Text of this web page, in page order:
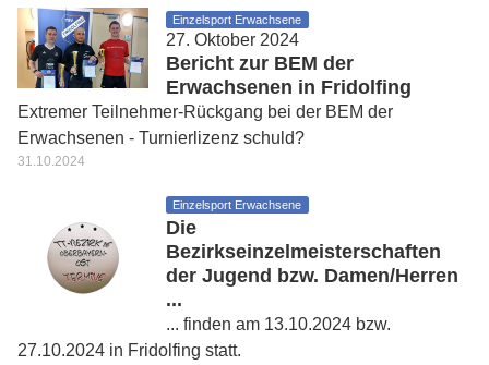
Einzelsport Erwachsene
27. Oktober 2024
Bericht zur BEM der
Erwachsenen in Fridolfing
Extremer Teilnehmer-Rückgang bei der BEM der
Erwachsenen - Turnierlizenz schuld?
31.10.2024
Einzelsport Erwachsene
Die
Bezirkseinzelmeisterschaften
der Jugend bzw. Damen/Herren
...
... finden am 13.10.2024 bzw.
27.10.2024 in Fridolfing statt.